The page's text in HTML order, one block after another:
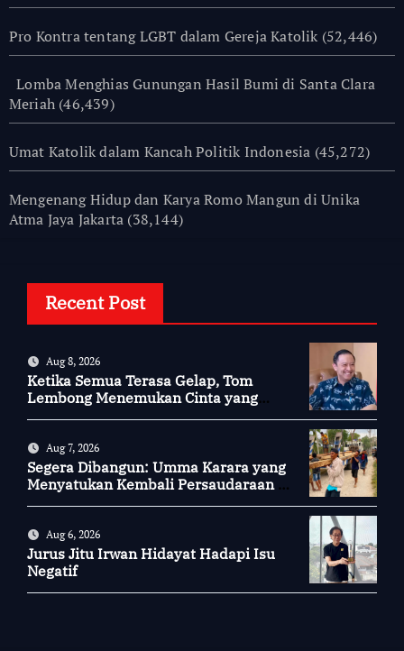
Pro Kontra tentang LGBT dalam Gereja Katolik (52,446)
Lomba Menghias Gunungan Hasil Bumi di Santa Clara
Meriah (46,439)
Umat Katolik dalam Kancah Politik Indonesia (45,272)
Mengenang Hidup dan Karya Romo Mangun di Unika
Atma Jaya Jakarta (38,144)
Recent Post
Aug 8, 2026
Ketika Semua Terasa Gelap, Tom
Lembong Menemukan Cinta yang
Aug 7, 2026
Segera Dibangun: Umma Karara yang
Menyatukan Kembali Persaudaraan di
Aug 6, 2026
Jurus Jitu Irwan Hidayat Hadapi Isu
Negatif